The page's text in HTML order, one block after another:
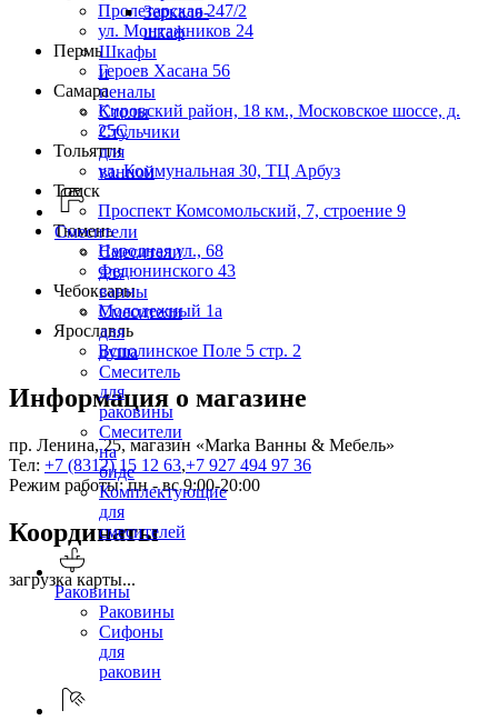
Зеркало-
шкаф
Шкафы
и
пеналы
Столы
Стульчики
для
ванной
Смесители
Смесители
для
ванны
Смесители
для
душа
Смеситель
для
раковины
Смесители
на
биде
Комплектующие
для
смесителей
Раковины
Раковины
Сифоны
для
раковин
Пролетарская 247/2
ул. Монтажников 24
Пермь
Героев Хасана 56
Самара
Кировский район, 18 км., Московское шоссе, д.
25С
Тольятти
ул. Коммунальная 30, ТЦ Арбуз
Томск
Проспект Комсомольский, 7, строение 9
Тюмень
Народная ул., 68
Федюнинского 43
Чебоксары
Молодежный 1а
Ярославль
Всполинское Поле 5 стр. 2
Информация о магазине
пр. Ленина, 25, магазин «Marka Ванны & Мебель»
Тел: +7 (8312) 15 12 63,+7 927 494 97 36
Режим работы: пн - вс 9:00-20:00
Координаты
загрузка карты...